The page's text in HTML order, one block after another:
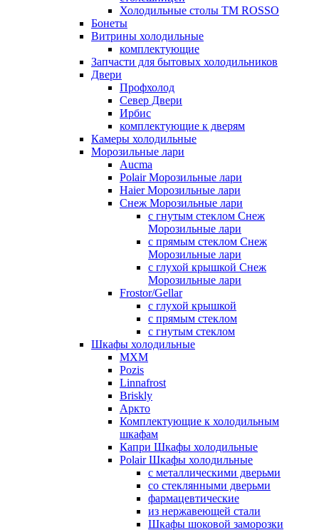
Холодильные столы ТМ ROSSO
Бонеты
Витрины холодильные
комплектующие
Запчасти для бытовых холодильников
Двери
Профхолод
Север Двери
Ирбис
комплектующие к дверям
Камеры холодильные
Морозильные лари
Aucma
Polair Морозильные лари
Haier Морозильные лари
Снеж Морозильные лари
с гнутым стеклом Снеж
Морозильные лари
с прямым стеклом Снеж
Морозильные лари
с глухой крышкой Снеж
Морозильные лари
Frostor/Gellar
с глухой крышкой
с прямым стеклом
с гнутым стеклом
Шкафы холодильные
МХМ
Pozis
Linnafrost
Briskly
Аркто
Комплектующие к холодильным
шкафам
Капри Шкафы холодильные
Polair Шкафы холодильные
с металлическими дверьми
со стеклянными дверьми
фармацевтические
из нержавеющей стали
Шкафы шоковой заморозки